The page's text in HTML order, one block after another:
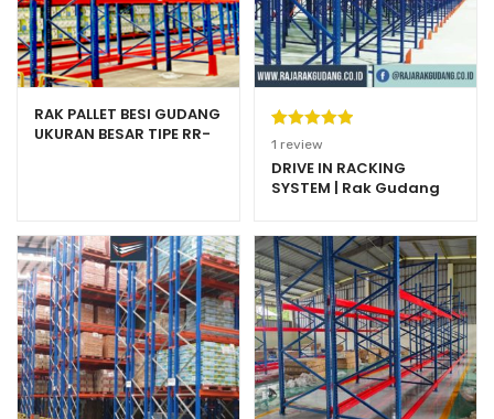
RAK PALLET BESI GUDANG
UKURAN BESAR TIPE RR-
Peringkat
5.00dari 5
berdasarka
1
pelanggan
1 review
DRIVE IN RACKING
SYSTEM | Rak Gudang